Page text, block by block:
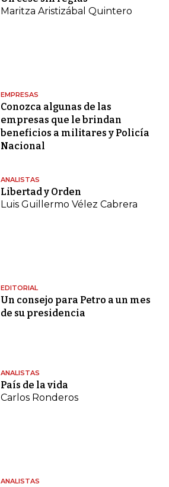
Maritza Aristizábal Quintero
EMPRESAS
Conozca algunas de las
empresas que le brindan
beneficios a militares y Policía
Nacional
ANALISTAS
Libertad y Orden
Luis Guillermo Vélez Cabrera
EDITORIAL
Un consejo para Petro a un mes
de su presidencia
ANALISTAS
País de la vida
Carlos Ronderos
ANALISTAS